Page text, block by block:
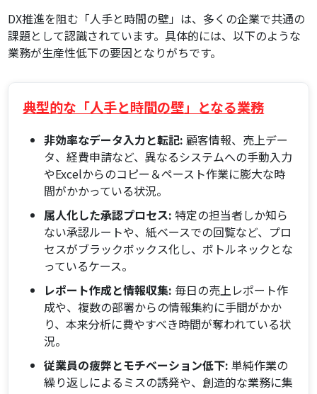
DX推進を阻む「人手と時間の壁」は、多くの企業で共通の
課題として認識されています。具体的には、以下のような
業務が生産性低下の要因となりがちです。
典型的な「人手と時間の壁」となる業務
非効率なデータ入力と転記: 顧客情報、売上デー
タ、経費申請など、異なるシステムへの手動入力
やExcelからのコピー＆ペースト作業に膨大な時
間がかかっている状況。
属人化した承認プロセス: 特定の担当者しか知ら
ない承認ルートや、紙ベースでの回覧など、プロ
セスがブラックボックス化し、ボトルネックとな
っているケース。
レポート作成と情報収集: 毎日の売上レポート作
成や、複数の部署からの情報集約に手間がかか
り、本来分析に費やすべき時間が奪われている状
況。
従業員の疲弊とモチベーション低下: 単純作業の
繰り返しによるミスの誘発や、創造的な業務に集